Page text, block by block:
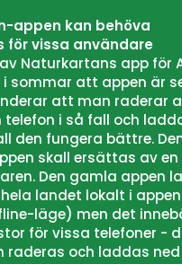
appen kan behöva
för vissa användare
Naturkartans app för
sommar att appen är
att man raderar
telefon i så fall och
den fungera bättre.
skall ersättas av en
Den gamla appen
landet lokalt i
läge) men det
för vissa telefoner -
raderas och laddas